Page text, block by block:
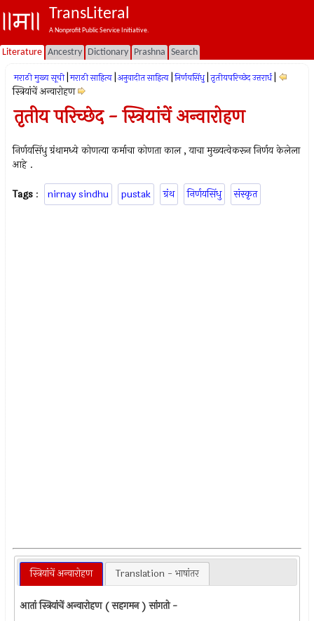
TransLiteral
A Nonprofit Public Service Initiative.
Literature Ancestry Dictionary Prashna Search
मराठी मुख्य सूची मराठी साहित्य अनुवादीत साहित्य निर्णयसिंधु तृतीयपरिच्छेद उत्तरार्ध
स्त्रियांचें अन्वारोहण
तृतीय परिच्छेद - स्त्रियांचें अन्वारोहण
निर्णयसिंधु ग्रंथामध्ये कोणत्या कर्माचा कोणता काल , याचा मुख्यत्वेकरून निर्णय केलेला
आहे .
Tags : nirnay sindhu pustak ग्रंथ निर्णयसिंधु संस्कृत
स्त्रियांचें अन्वारोहण Translation - भाषांतर
आतां स्त्रियांचें अन्वारोहण ( सहगमन ) सांगतो -